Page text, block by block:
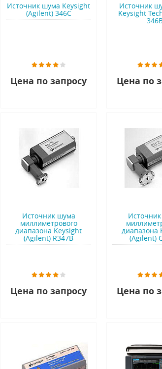
Источник шума Keysight
(Agilent) 346C
Цена по запросу
Источник
Keysight
Цена по
Источник шума
миллиметрового
диапазона Keysight
(Agilent) R347B
Цена по запросу
диапазона
(Agilent)
Цена по